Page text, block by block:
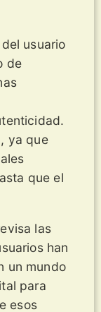
usuario
de
ya que
que el
las
han
un mundo
para
esos